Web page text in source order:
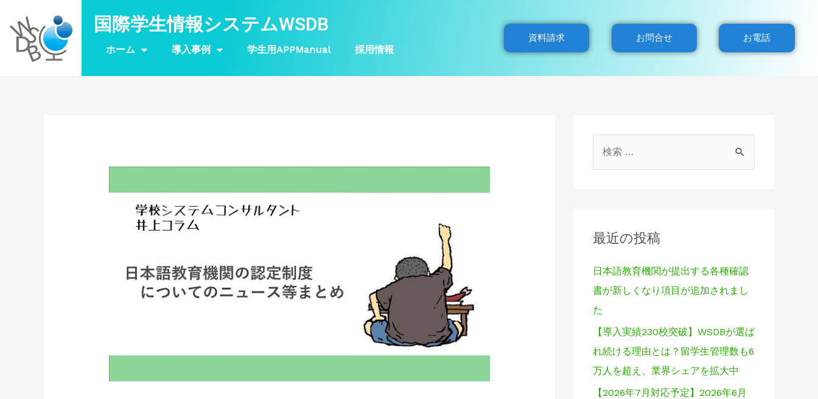
国際学生情報システムWSDB
ホーム 導入事例 学生用APPManual 採用情報
資料請求 お問合せ お電話
最近の投稿
日本語教育機関が提出する各種確認
書が新しくなり項目が追加されまし
た
【導入実績230校突破】WSDBが選ば
れ続ける理由とは？留学生管理数も6
万人を超え、業界シェアを拡大中
【2026年7月対応予定】2026年6月